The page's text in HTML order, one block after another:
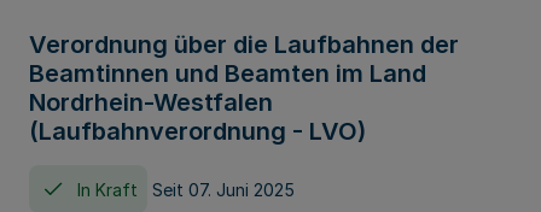
Verordnung über die Laufbahnen der
Beamtinnen und Beamten im Land
Nordrhein-Westfalen
(Laufbahnverordnung - LVO)
In Kraft Seit 07. Juni 2025